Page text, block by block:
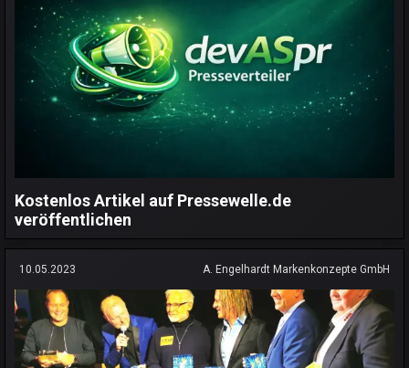
Kostenlos Artikel auf Pressewelle.de
veröffentlichen
10.05.2023 A. Engelhardt Markenkonzepte GmbH